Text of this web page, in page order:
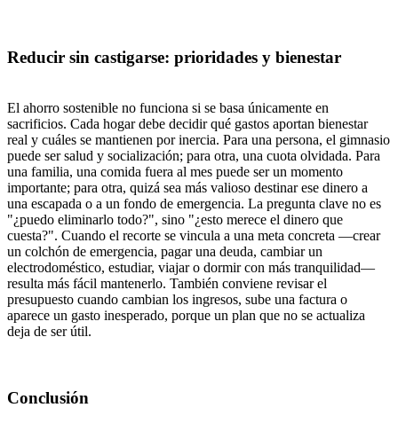
Reducir sin castigarse: prioridades y bienestar
El ahorro sostenible no funciona si se basa únicamente en
sacrificios. Cada hogar debe decidir qué gastos aportan bienestar
real y cuáles se mantienen por inercia. Para una persona, el gimnasio
puede ser salud y socialización; para otra, una cuota olvidada. Para
una familia, una comida fuera al mes puede ser un momento
importante; para otra, quizá sea más valioso destinar ese dinero a
una escapada o a un fondo de emergencia. La pregunta clave no es
"¿puedo eliminarlo todo?", sino "¿esto merece el dinero que
cuesta?". Cuando el recorte se vincula a una meta concreta —crear
un colchón de emergencia, pagar una deuda, cambiar un
electrodoméstico, estudiar, viajar o dormir con más tranquilidad—
resulta más fácil mantenerlo. También conviene revisar el
presupuesto cuando cambian los ingresos, sube una factura o
aparece un gasto inesperado, porque un plan que no se actualiza
deja de ser útil.
Conclusión